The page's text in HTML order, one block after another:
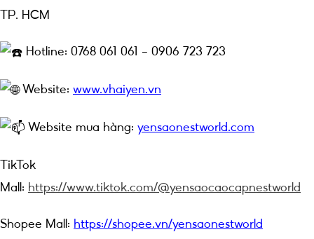
TP. HCM
Hotline: 0768 061 061 – 0906 723 723
Website: www.vhaiyen.vn
Website mua hàng: yensaonestworld.com
TikTok
Mall: https://www.tiktok.com/@yensaocaocapnestworld
Shopee Mall: https://shopee.vn/yensaonestworld